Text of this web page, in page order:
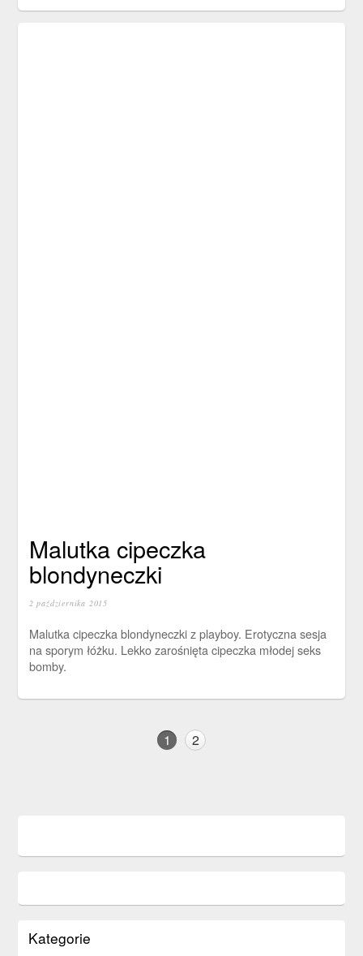
Malutka cipeczka
blondyneczki
2 października 2015
Malutka cipeczka blondyneczki z playboy. Erotyczna sesja
na sporym łóżku. Lekko zarośnięta cipeczka młodej seks
bomby.
1 2
Kategorie